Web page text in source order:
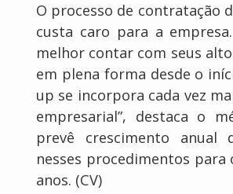
O processo de contratação
custa caro para a
melhor contar com seus
em plena forma desde o
up se incorpora cada vez
empresarial”, destaca o
prevê crescimento anual
nesses procedimentos para
anos. (CV)